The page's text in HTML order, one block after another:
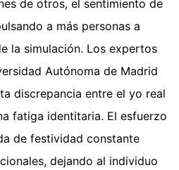
de otros, el sentimiento de
a más personas a
la simulación. Los expertos
Autónoma de Madrid
discrepancia entre el yo real
fatiga identitaria. El esfuerzo
de festividad constante
dejando al individuo